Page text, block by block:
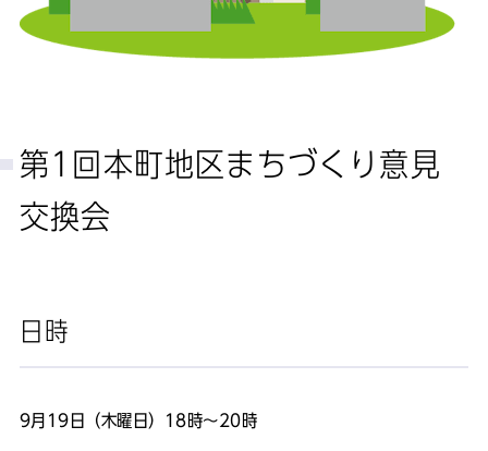
第1回本町地区まちづくり意見
交換会
日時
9月19日（木曜日）18時～20時